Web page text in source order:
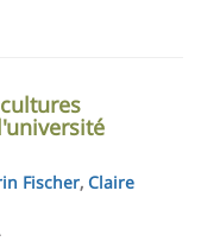
Fischer, Claire